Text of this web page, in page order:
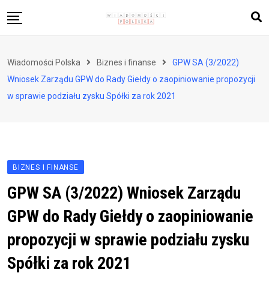
to
Zdrowie i styl życia
Polityka i społeczeństwo
Wiadomości Polska Biznes i finanse
GPW SA (3/2022)
Wniosek Zarządu GPW do Rady Giełdy o zaopiniowanie propozycji
w sprawie podziału zysku Spółki za rok 2021
BIZNES I FINANSE
GPW SA (3/2022) Wniosek Zarządu
GPW do Rady Giełdy o zaopiniowanie
propozycji w sprawie podziału zysku
Spółki za rok 2021